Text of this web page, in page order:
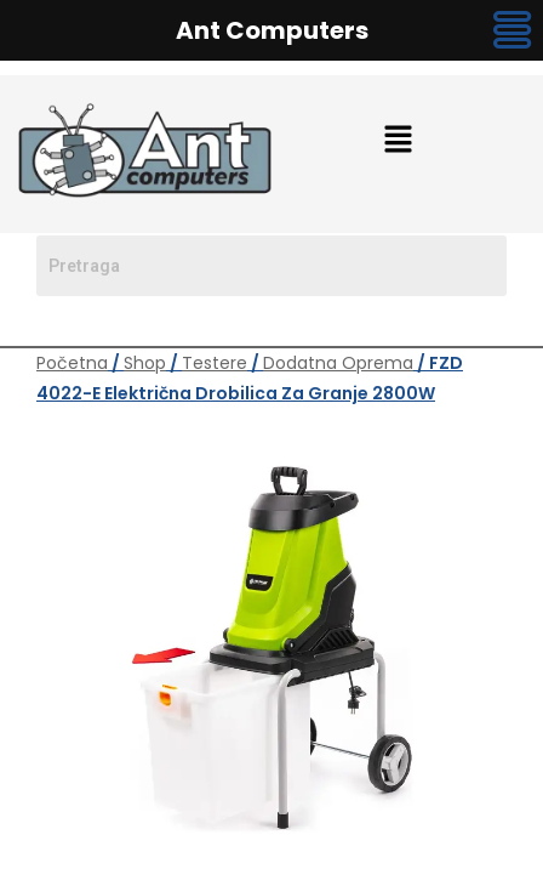
Početna / Shop / Testere / Dodatna Oprema / FZD
4022-E Električna Drobilica Za Granje 2800W
Ant Computers